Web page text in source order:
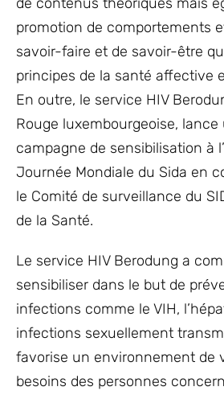
promotion de comportements
savoir-faire et de savoir-être
principes de la santé affective
En outre, le service HIV
Rouge luxembourgeoise,
campagne de sensibilisation à
Journée Mondiale du Sida en
le Comité de surveillance du
de la Santé.
Le service HIV Berodung a
sensibiliser dans le but de
infections comme le VIH,
infections sexuellement
favorise un environnement de
besoins des personnes